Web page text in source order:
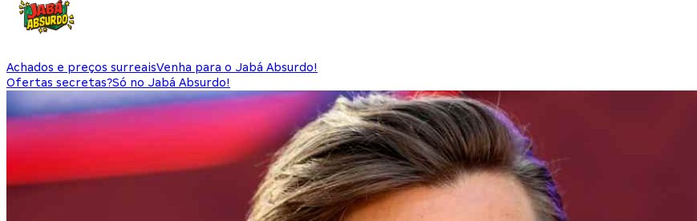
Achados e preços surreaisVenha para o Jabá Absurdo!
Ofertas secretas?Só no Jabá Absurdo!